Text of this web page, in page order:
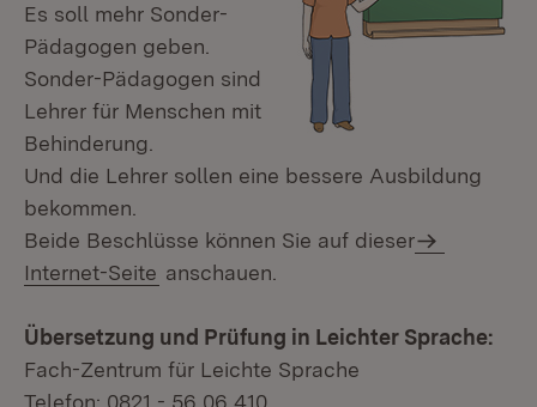
Es soll mehr Sonder-
Pädagogen geben.
Sonder-Pädagogen sind
Lehrer für Menschen mit
Behinderung.
Und die Lehrer sollen eine bessere Ausbildung
bekommen.
Beide Beschlüsse können Sie auf dieser
Internet-Seite anschauen.
Übersetzung und Prüfung in Leichter Sprache:
Fach-Zentrum für Leichte Sprache
Telefon: 0821 - 56 06 410